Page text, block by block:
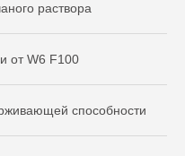
раствора
от W6 F100
способности